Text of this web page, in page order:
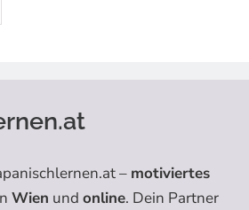
– motiviertes
Wien und online. Dein Partner